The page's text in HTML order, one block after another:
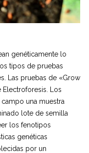
genéticamente lo
tipos de pruebas
Las pruebas de «Grow
Los
una muestra
lote de semilla
los fenotipos
genéticas
por un